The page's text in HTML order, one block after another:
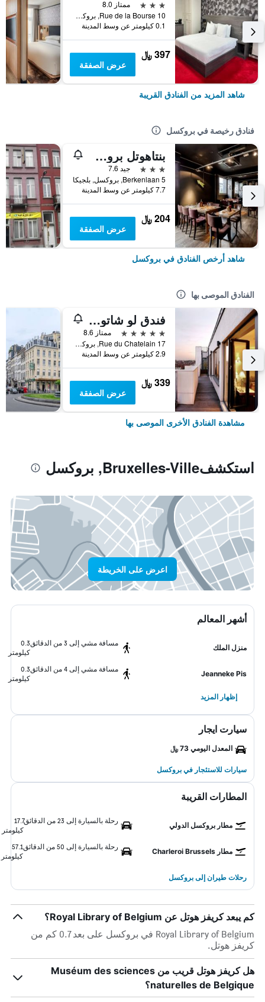
3 نجوم
ممتاز 8.0
10 Rue de la Bourse, بروكسل, بلجيكا
0.1 كيلومتر عن وسط المدينة
397 ﷼
عرض الصفقة
شاهد المزيد من الفنادق القريبة
فنادق رخيصة في بروكسل
بنتاهوتل بروسلز إيربورت
3 نجوم
جيد 7.6
Berkenlaan 5, بروكسل, بلجيكا
7.7 كيلومتر عن وسط المدينة
204 ﷼
عرض الصفقة
شاهد أرخص الفنادق في بروكسل
الفنادق الموصى بها
فندق لو شاتولان
5 نجوم
ممتاز 8.6
17 Rue du Chatelain, بروكسل, بلجيكا
2.9 كيلومتر عن وسط المدينة
339 ﷼
عرض الصفقة
مشاهدة الفنادق الأخرى الموصى بها
استكشفBruxelles-Ville, بروكسل
اعرض على الخريطة
أشهر المعالم
منزل الملك
مسافة مشي إلى 3 من الدقائق
0.3
كيلومتر
Jeanneke Pis
مسافة مشي إلى 4 من الدقائق
0.3
كيلومتر
إظهار المزيد
سيارت ايجار
المعدل اليومي 73 ﷼
سيارات للاستئجار في بروكسل
المطارات القريبة
مطار بروكسل الدولي
رحلة بالسيارة إلى 23 من الدقائق
17.7
كيلومتر
مطار Charleroi Brussels
رحلة بالسيارة إلى 50 من الدقائق
57.1
كيلومتر
رحلات طيران إلى بروكسل
كم يبعد كريفز هوتل عن Royal Library of Belgium؟
Royal Library of Belgium في بروكسل على بعد 0.7 كم من
كريفز هوتل.
هل كريفز هوتل قريب من Muséum des sciences
naturelles de Belgique؟